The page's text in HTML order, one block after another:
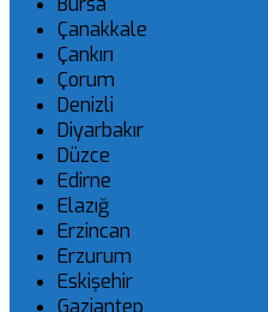
Çanakkale
Çankırı
Çorum
Denizli
Diyarbakır
Düzce
Edirne
Elazığ
Erzincan
Erzurum
Eskişehir
Gaziantep